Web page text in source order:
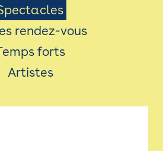
rendez-vous
forts
Artistes